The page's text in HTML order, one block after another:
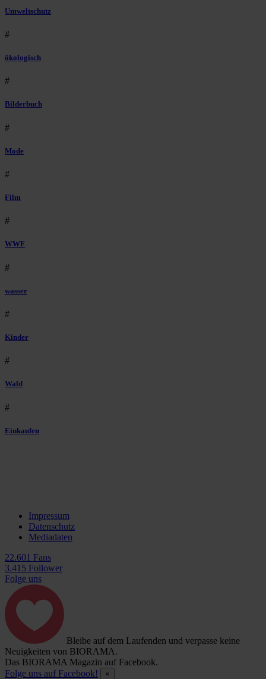
Umweltschutz
#
ökologisch
#
Bilderbuch
#
Mode
#
Film
#
WWF
#
wasser
#
Kinder
#
Wald
#
Einkaufen
Impressum
Datenschutz
Mediadaten
22.601 Fans
3.415 Follower
Folge uns
Bleibe auf dem Laufenden und verpasse keine
Neuigkeiten von BIORAMA.
Das BIORAMA Magazin auf Facebook.
Folge uns auf Facebook!
×